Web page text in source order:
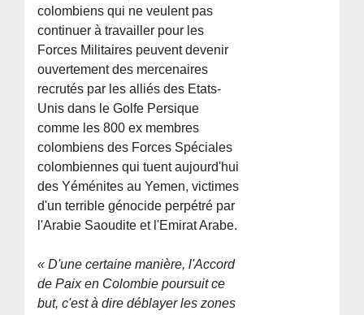
colombiens qui ne veulent pas
continuer à travailler pour les
Forces Militaires peuvent devenir
ouvertement des mercenaires
recrutés par les alliés des Etats-
Unis dans le Golfe Persique
comme les 800 ex membres
colombiens des Forces Spéciales
colombiennes qui tuent aujourd'hui
des Yéménites au Yemen, victimes
d'un terrible génocide perpétré par
l'Arabie Saoudite et l'Emirat Arabe.
« D'une certaine manière, l'Accord
de Paix en Colombie poursuit ce
but, c'est à dire déblayer les zones